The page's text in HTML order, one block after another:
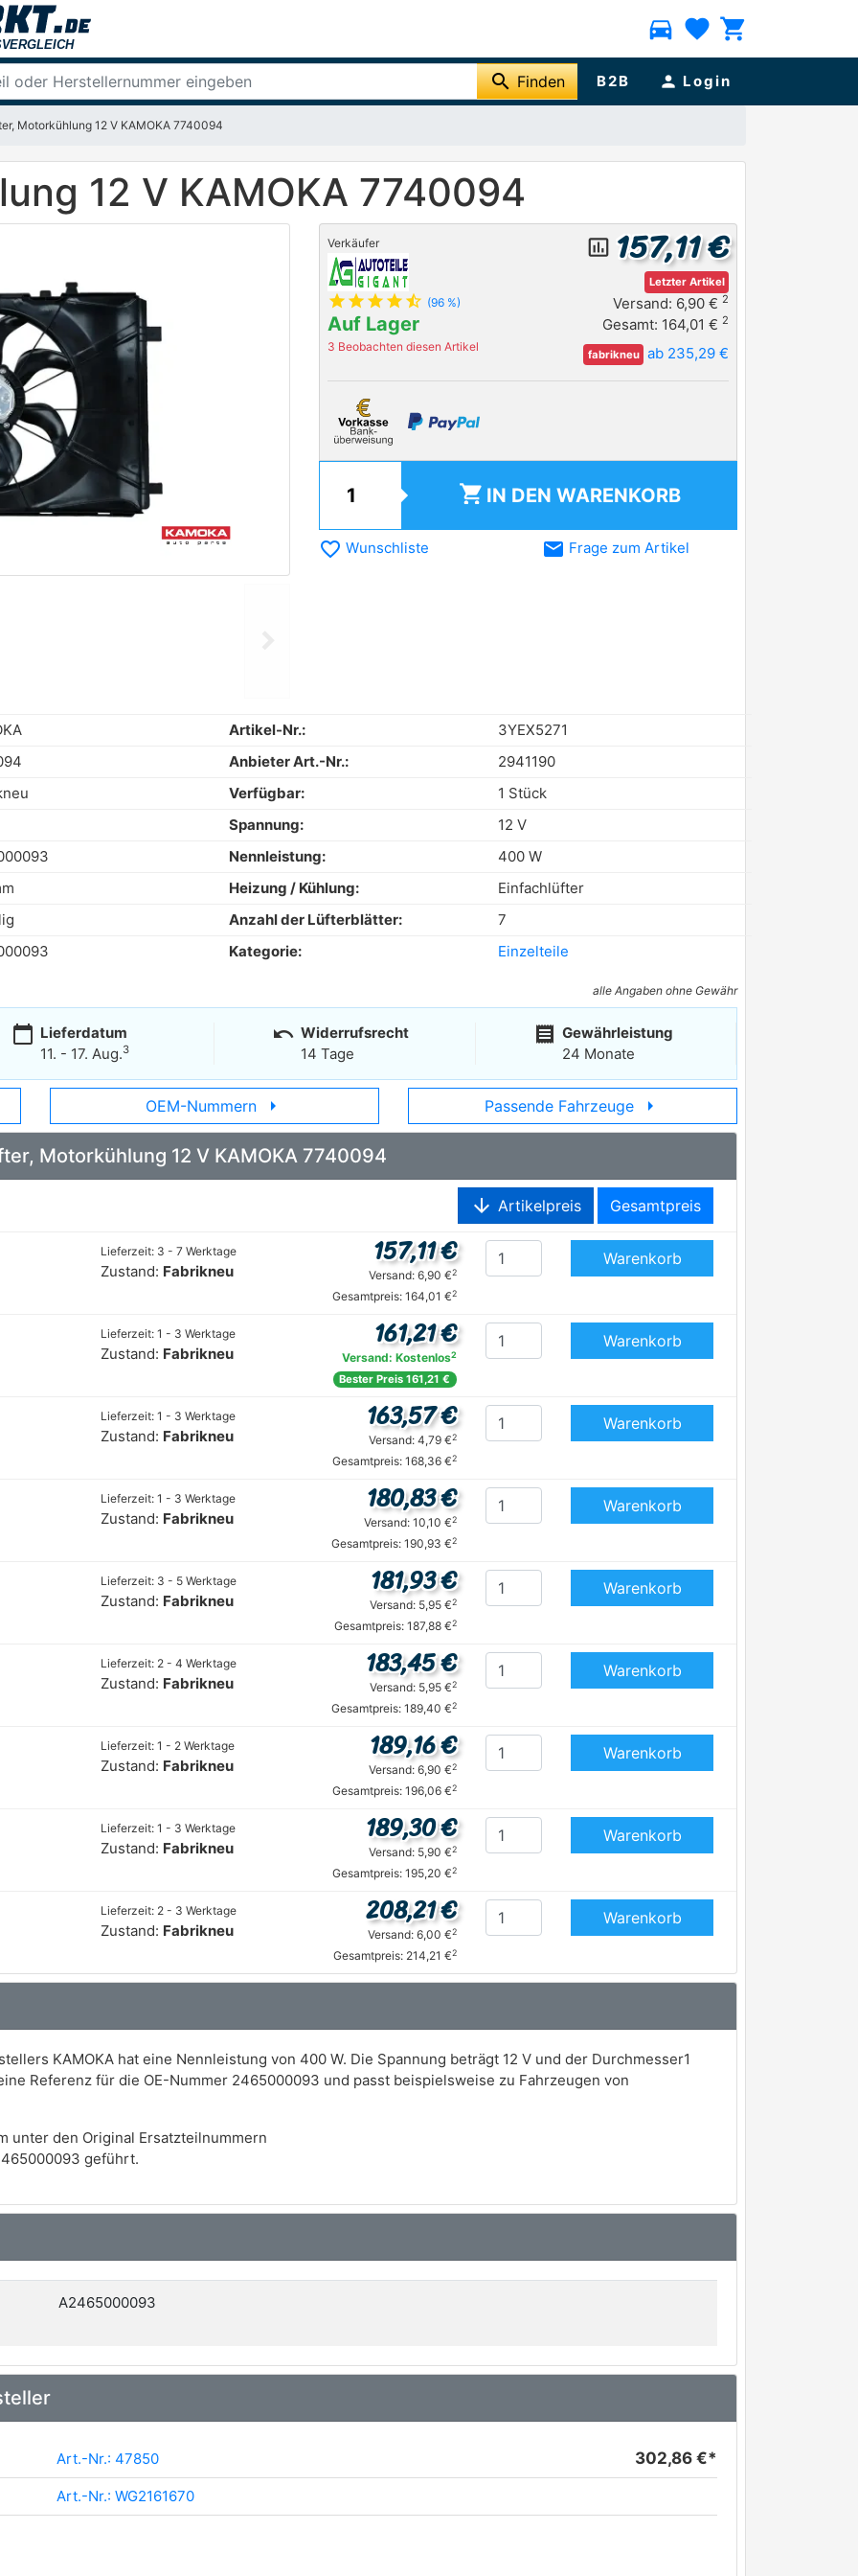
directions_car favorite shopping_cart
search Finden B2B person Login
Motorkühlung 12 V KAMOKA 7740094
12 V KAMOKA 7740094
Verkäufer
star star star star star_half (96 %)
Auf Lager
3 Beobachten diesen Artikel
insert_chart_outlined 157,11 €
Letzter Artikel
Versand: 6,90 € 2
Gesamt: 164,01 € 2
fabrikneu ab 235,29 €
shopping_cart IN DEN WARENKORB
favorite_border Wunschliste email Frage zum Artikel
Artikel-Nr.:
3YEX5271
Anbieter Art.-Nr.:
2941190
Verfügbar:
1 Stück
Spannung:
12 V
Nennleistung:
400 W
Heizung / Kühlung:
Einfachlüfter
Anzahl der Lüfterblätter:
7
Kategorie: Einzelteile
alle Angaben ohne Gewähr
calendar_today Lieferdatum
11. - 17. Aug.3
undo Widerrufsrecht
14 Tage
receipt Gewährleistung
24 Monate
OEM-Nummern arrow_right Passende Fahrzeuge arrow_right
Motorkühlung 12 V KAMOKA 7740094
arrow_downward Artikelpreis Gesamtpreis
Lieferzeit: 3 - 7 Werktage
Zustand: Fabrikneu
157,11 €
Versand: 6,90 €2
Gesamtpreis: 164,01 €2
Warenkorb
Lieferzeit: 1 - 3 Werktage
Zustand: Fabrikneu
161,21 €
Versand: Kostenlos2
Bester Preis 161,21 €
Warenkorb
Lieferzeit: 1 - 3 Werktage
Zustand: Fabrikneu
163,57 €
Versand: 4,79 €2
Gesamtpreis: 168,36 €2
Warenkorb
Lieferzeit: 1 - 3 Werktage
Zustand: Fabrikneu
180,83 €
Versand: 10,10 €2
Gesamtpreis: 190,93 €2
Warenkorb
Lieferzeit: 3 - 5 Werktage
Zustand: Fabrikneu
181,93 €
Versand: 5,95 €2
Gesamtpreis: 187,88 €2
Warenkorb
Lieferzeit: 2 - 4 Werktage
Zustand: Fabrikneu
183,45 €
Versand: 5,95 €2
Gesamtpreis: 189,40 €2
Warenkorb
Lieferzeit: 1 - 2 Werktage
Zustand: Fabrikneu
189,16 €
Versand: 6,90 €2
Gesamtpreis: 196,06 €2
Warenkorb
Lieferzeit: 1 - 3 Werktage
Zustand: Fabrikneu
189,30 €
Versand: 5,90 €2
Gesamtpreis: 195,20 €2
Warenkorb
Lieferzeit: 2 - 3 Werktage
Zustand: Fabrikneu
208,21 €
Versand: 6,00 €2
Gesamtpreis: 214,21 €2
Warenkorb
KAMOKA hat eine Nennleistung von 400 W. Die Spannung beträgt 12 V und der Durchmesser1
Referenz für die OE-Nummer 2465000093 und passt beispielsweise zu Fahrzeugen von
unter den Original Ersatzteilnummern
geführt.
A2465000093
Art.-Nr.: 47850 302,86 €*
Art.-Nr.: WG2161670